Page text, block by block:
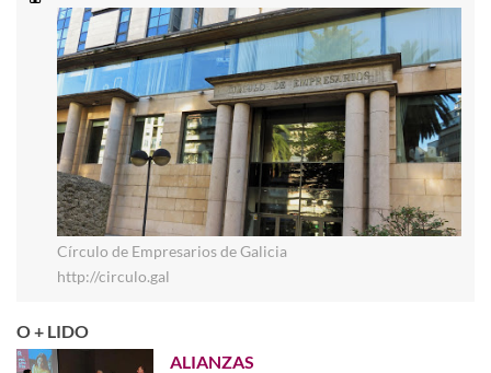
Círculo de Empresarios de Galicia
http://circulo.gal
O + LIDO
ALIANZAS